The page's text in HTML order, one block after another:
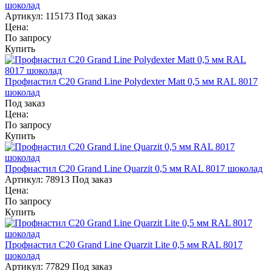
шоколад
Артикул: 115173 Под заказ
Цена:
По запросу
Купить
Профнастил С20 Grand Line Polydexter Matt 0,5 мм RAL 8017
шоколад
Под заказ
Цена:
По запросу
Купить
Профнастил С20 Grand Line Quarzit 0,5 мм RAL 8017 шоколад
Артикул: 78913 Под заказ
Цена:
По запросу
Купить
Профнастил С20 Grand Line Quarzit Lite 0,5 мм RAL 8017
шоколад
Артикул: 77829 Под заказ